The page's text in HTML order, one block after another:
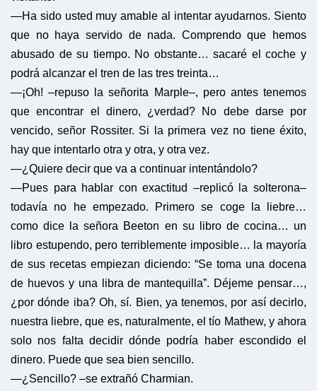
—Ha sido usted muy amable al intentar ayudarnos. Siento
que no haya servido de nada. Comprendo que hemos
abusado de su tiempo. No obstante… sacaré el coche y
podrá alcanzar el tren de las tres treinta…
—¡Oh! –repuso la señorita Marple–, pero antes tenemos
que encontrar el dinero, ¿verdad? No debe darse por
vencido, señor Rossiter. Si la primera vez no tiene éxito,
hay que intentarlo otra y otra, y otra vez.
—¿Quiere decir que va a continuar intentándolo?
—Pues para hablar con exactitud –replicó la solterona–
todavía no he empezado. Primero se coge la liebre…
como dice la señora Beeton en su libro de cocina… un
libro estupendo, pero terriblemente imposible… la mayoría
de sus recetas empiezan diciendo: “Se toma una docena
de huevos y una libra de mantequilla”. Déjeme pensar…,
¿por dónde iba? Oh, sí. Bien, ya tenemos, por así decirlo,
nuestra liebre, que es, naturalmente, el tío Mathew, y ahora
solo nos falta decidir dónde podría haber escondido el
dinero. Puede que sea bien sencillo.
—¿Sencillo? –se extrañó Charmian.